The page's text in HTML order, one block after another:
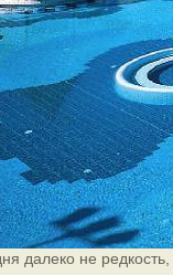
далеко не